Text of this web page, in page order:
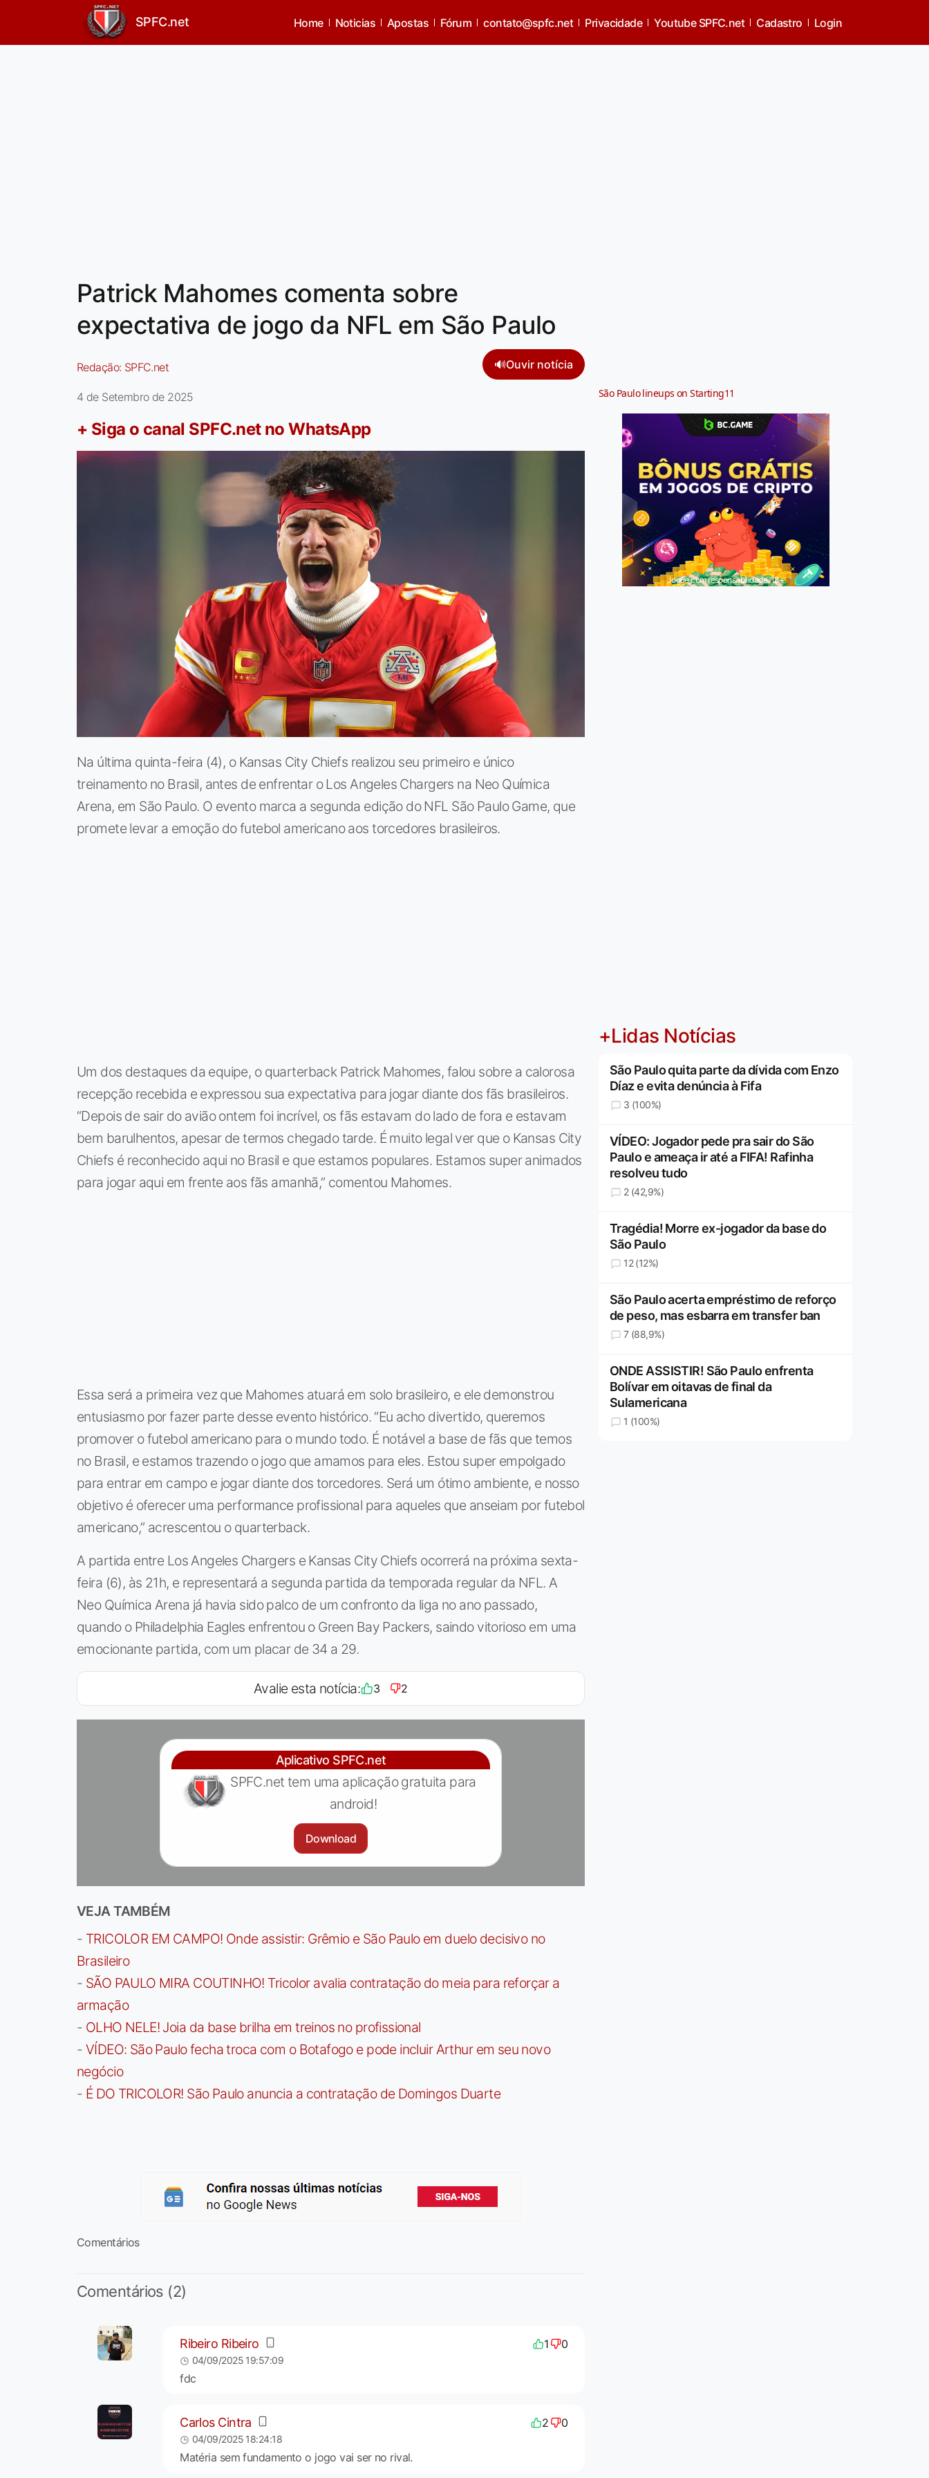
SPFC.net Home Noticias Apostas Fórum contato@spfc.net Privacidade Youtube SPFC.net Cadastro Login
Patrick Mahomes comenta sobre
expectativa de jogo da NFL em São Paulo
Redação: SPFC.net 🔊Ouvir notícia
4 de Setembro de 2025
+ Siga o canal SPFC.net no WhatsApp
Na última quinta-feira (4), o Kansas City Chiefs realizou seu primeiro e único
treinamento no Brasil, antes de enfrentar o Los Angeles Chargers na Neo Química
Arena, em São Paulo. O evento marca a segunda edição do NFL São Paulo Game, que
promete levar a emoção do futebol americano aos torcedores brasileiros.
Um dos destaques da equipe, o quarterback Patrick Mahomes, falou sobre a calorosa
recepção recebida e expressou sua expectativa para jogar diante dos fãs brasileiros.
“Depois de sair do avião ontem foi incrível, os fãs estavam do lado de fora e estavam
bem barulhentos, apesar de termos chegado tarde. É muito legal ver que o Kansas City
Chiefs é reconhecido aqui no Brasil e que estamos populares. Estamos super animados
para jogar aqui em frente aos fãs amanhã,” comentou Mahomes.
Essa será a primeira vez que Mahomes atuará em solo brasileiro, e ele demonstrou
entusiasmo por fazer parte desse evento histórico. “Eu acho divertido, queremos
promover o futebol americano para o mundo todo. É notável a base de fãs que temos
no Brasil, e estamos trazendo o jogo que amamos para eles. Estou super empolgado
para entrar em campo e jogar diante dos torcedores. Será um ótimo ambiente, e nosso
objetivo é oferecer uma performance profissional para aqueles que anseiam por futebol
americano,” acrescentou o quarterback.
A partida entre Los Angeles Chargers e Kansas City Chiefs ocorrerá na próxima sexta-
feira (6), às 21h, e representará a segunda partida da temporada regular da NFL. A
Neo Química Arena já havia sido palco de um confronto da liga no ano passado,
quando o Philadelphia Eagles enfrentou o Green Bay Packers, saindo vitorioso em uma
emocionante partida, com um placar de 34 a 29.
Avalie esta notícia: 3 2
Aplicativo SPFC.net
SPFC.net tem uma aplicação gratuita para
android!
Download
VEJA TAMBÉM
- TRICOLOR EM CAMPO! Onde assistir: Grêmio e São Paulo em duelo decisivo no
Brasileiro
- SÃO PAULO MIRA COUTINHO! Tricolor avalia contratação do meia para reforçar a
armação
- OLHO NELE! Joia da base brilha em treinos no profissional
- VÍDEO: São Paulo fecha troca com o Botafogo e pode incluir Arthur em seu novo
negócio
- É DO TRICOLOR! São Paulo anuncia a contratação de Domingos Duarte
Comentários
Comentários (2)
Ribeiro Ribeiro 1 0
04/09/2025 19:57:09
fdc
Carlos Cintra 2 0
04/09/2025 18:24:18
Matéria sem fundamento o jogo vai ser no rival.
São Paulo lineups on Starting11
Jogue com responsabilidade. 18+
+Lidas Notícias
São Paulo quita parte da dívida com Enzo
Díaz e evita denúncia à Fifa
3 (100%)
VÍDEO: Jogador pede pra sair do São
Paulo e ameaça ir até a FIFA! Rafinha
resolveu tudo
2 (42,9%)
Tragédia! Morre ex-jogador da base do
São Paulo
12 (12%)
São Paulo acerta empréstimo de reforço
de peso, mas esbarra em transfer ban
7 (88,9%)
ONDE ASSISTIR! São Paulo enfrenta
Bolívar em oitavas de final da
Sulamericana
1 (100%)